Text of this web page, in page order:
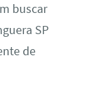
buscar
SP
de